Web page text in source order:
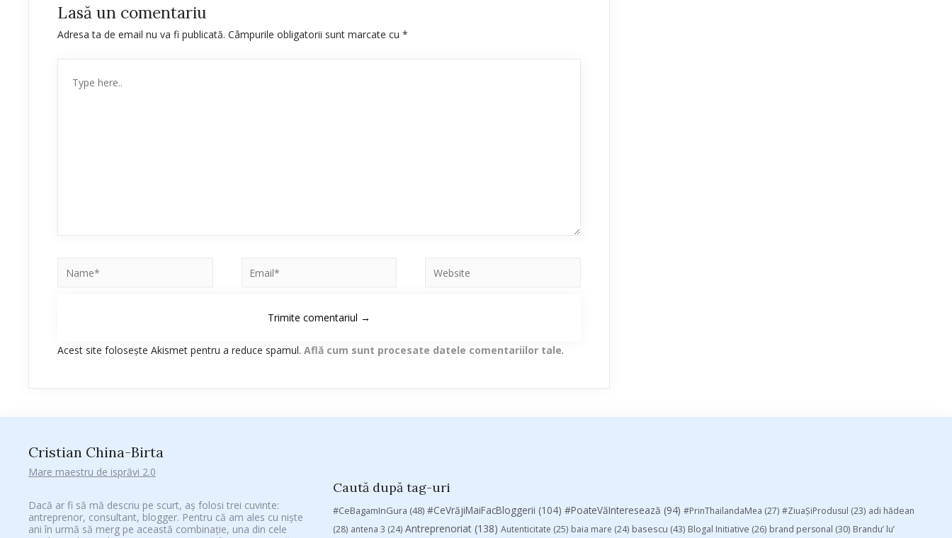
Lasă un comentariu
Adresa ta de email nu va fi publicată. Câmpurile obligatorii sunt marcate cu *
Acest site folosește Akismet pentru a reduce spamul. Află cum sunt procesate datele comentariilor tale.
Cristian China-Birta
Mare maestru de isprăvi 2.0
Dacă ar fi să mă descriu pe scurt, aș folosi trei cuvinte:
antreprenor, consultant, blogger. Pentru că am ales cu niște
ani în urmă să merg pe această combinație, una din cele
Caută după tag-uri
#CeBagamInGura (48) #CeVrăjiMaiFacBloggerii (104) #PoateVăInteresează (94) #PrinThailandaMea (27) #ZiuaȘiProdusul (23) adi hădean
(28) antena 3 (24) Antreprenoriat (138) Autenticitate (25) baia mare (24) basescu (43) Blogal Initiative (26) brand personal (30) Brandu’ lu’